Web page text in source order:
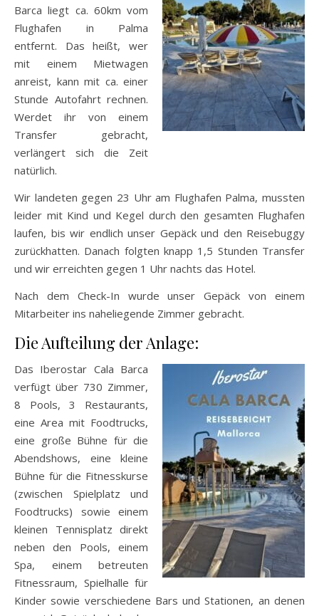
Barca liegt ca. 60km vom
Flughafen in Palma
entfernt. Das heißt, wer
mit einem Mietwagen
anreist, kann mit ca. einer
Stunde Autofahrt rechnen.
Werdet ihr von einem
Transfer gebracht,
verlängert sich die Zeit
natürlich.
Wir landeten gegen 23 Uhr am Flughafen Palma, mussten
leider mit Kind und Kegel durch den gesamten Flughafen
laufen, bis wir endlich unser Gepäck und den Reisebuggy
zurückhatten. Danach folgten knapp 1,5 Stunden Transfer
und wir erreichten gegen 1 Uhr nachts das Hotel.
Nach dem Check-In wurde unser Gepäck von einem
Mitarbeiter ins naheliegende Zimmer gebracht.
Die Aufteilung der Anlage:
Das Iberostar Cala Barca
verfügt über 730 Zimmer,
8 Pools, 3 Restaurants,
eine Area mit Foodtrucks,
eine große Bühne für die
Abendshows, eine kleine
Bühne für die Fitnesskurse
(zwischen Spielplatz und
Foodtrucks) sowie einem
kleinen Tennisplatz direkt
neben den Pools, einem
Spa, einem betreuten
Fitnessraum, Spielhalle für
Kinder sowie verschiedene Bars und Stationen, an denen